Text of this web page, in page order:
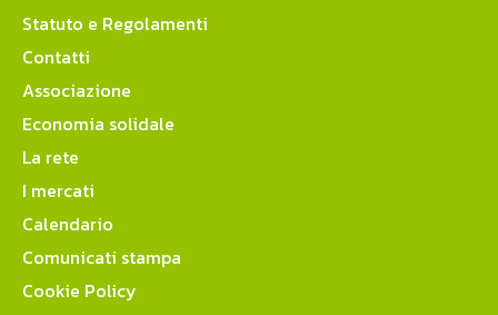
Statuto e Regolamenti
Contatti
Associazione
Economia solidale
La rete
I mercati
Calendario
Comunicati stampa
Cookie Policy